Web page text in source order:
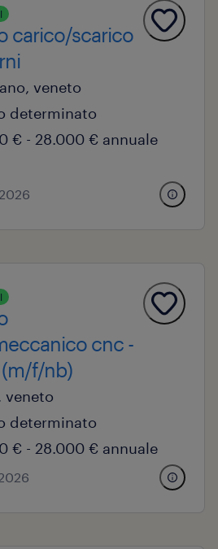
carico/scarico
veneto
determinato
€ - 28.000 € annuale
cnc -
f/nb)
veneto
determinato
€ - 28.000 € annuale